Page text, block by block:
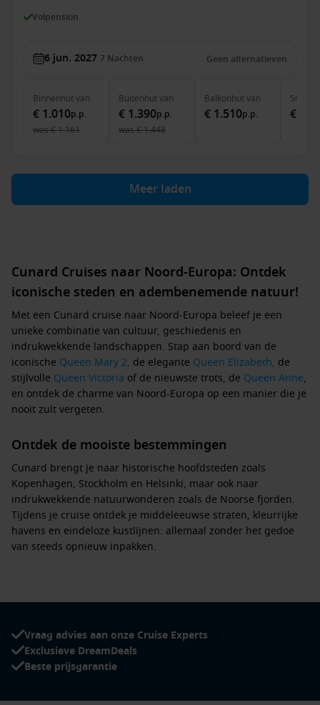
Volpension
6 jun. 2027 7 Nachten Geen alternatieven
Binnenhutvan
€ 1.010p.p.
was€ 1.161
Buitenhutvan
€ 1.390p.p.
was€ 1.448
Balkonhutvan
€ 1.510p.p.
Suite
€
Meer laden
Cunard Cruises naar Noord-Europa: Ontdek
iconische steden en adembenemende natuur!
Met een Cunard cruise naar Noord-Europa beleef je een
unieke combinatie van cultuur, geschiedenis en
indrukwekkende landschappen. Stap aan boord van de
iconische Queen Mary 2, de elegante Queen Elizabeth, de
stijlvolle Queen Victoria of de nieuwste trots, de Queen Anne,
en ontdek de charme van Noord-Europa op een manier die je
nooit zult vergeten.
Ontdek de mooiste bestemmingen
Cunard brengt je naar historische hoofdsteden zoals
Kopenhagen, Stockholm en Helsinki, maar ook naar
indrukwekkende natuurwonderen zoals de Noorse fjorden.
Tijdens je cruise ontdek je middeleeuwse straten, kleurrijke
havens en eindeloze kustlijnen: allemaal zonder het gedoe
van steeds opnieuw inpakken.
Aan boord van Cunard ervaar je klassieke Britse elegantie in
diners tot wereldklasse entertainment en ontspannende
spa’s: elke dag voelt bijzonder. Dankzij het hoge
serviceniveau geniet je van een zorgeloze vakantie in ultieme
Vraag advies aan onze Cruise Experts
Exclusieve DreamDeals
Beste prijsgarantie